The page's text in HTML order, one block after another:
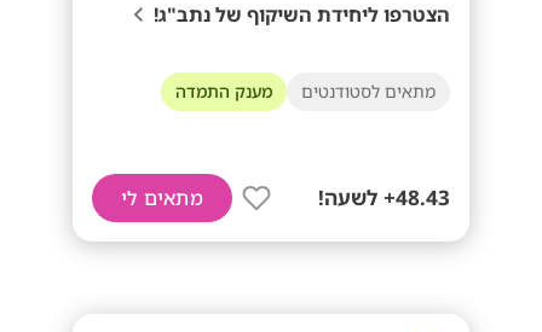
הצטרפו ליחידת השיקוף של נתב"ג!
מתאים לסטודנטים מענק התמדה
48.43+ לשעה! מתאים לי